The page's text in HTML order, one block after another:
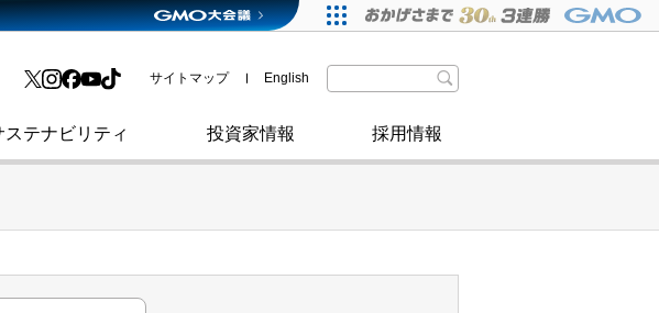
フクラス入館方法
取材のお申し込みについて
その他
ステナビリティ
SDGsへの取り組み
政府・自治体からの認定
投資家情報
格付・社債情報
採用情報
サイトマップ English